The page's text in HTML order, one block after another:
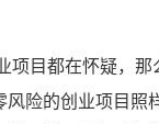
目都在怀疑，那
风险的创业项目照